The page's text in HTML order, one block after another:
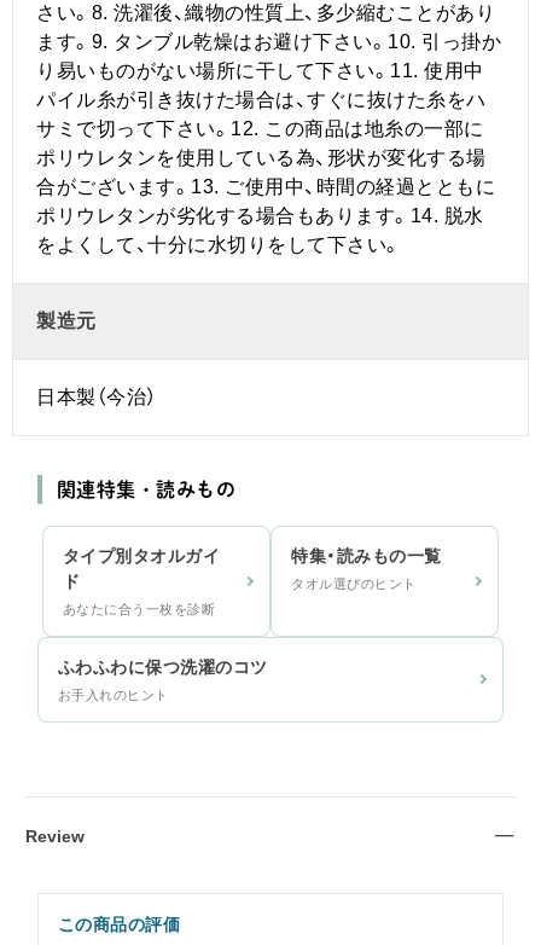
さい。8. 洗濯後、織物の性質上、多少縮むことがあり
ます。9. タンブル乾燥はお避け下さい。10. 引っ掛か
り易いものがない場所に干して下さい。11. 使用中
パイル糸が引き抜けた場合は、すぐに抜けた糸をハ
サミで切って下さい。12. この商品は地糸の一部に
ポリウレタンを使用している為、形状が変化する場
合がございます。13. ご使用中、時間の経過とともに
ポリウレタンが劣化する場合もあります。14. 脱水
をよくして、十分に水切りをして下さい。
製造元
日本製（今治）
関連特集・読みもの
タイプ別タオルガイ
ド
あなたに合う一枚を診断
特集・読みもの一覧
タオル選びのヒント
ふわふわに保つ洗濯のコツ
お手入れのヒント
Review
この商品の評価